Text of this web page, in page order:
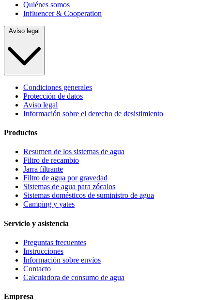
Quiénes somos
Influencer & Cooperation
Aviso legal
Condiciones generales
Protección de datos
Aviso legal
Información sobre el derecho de desistimiento
Productos
Resumen de los sistemas de agua
Filtro de recambio
Jarra filtrante
Filtro de agua por gravedad
Sistemas de agua para zócalos
Sistemas domésticos de suministro de agua
Camping y yates
Servicio y asistencia
Preguntas frecuentes
Instrucciones
Información sobre envíos
Contacto
Calculadora de consumo de agua
Empresa